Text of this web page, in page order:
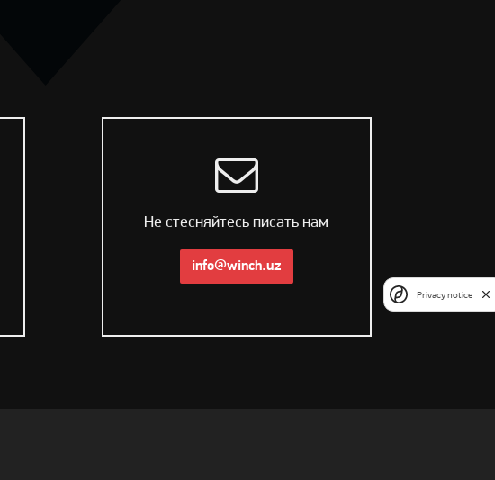
Не стесняйтесь писать нам
info@winch.uz
Privacy notice